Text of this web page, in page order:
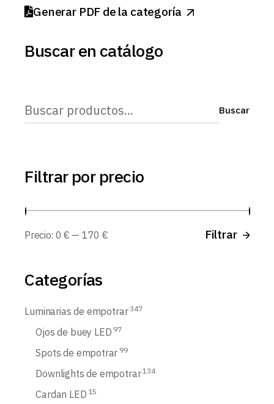
Generar PDF de la categoría
Buscar en catálogo
Buscar Buscar
Filtrar por precio
Filtrar
Precio: 0 € — 170 €
Categorías
Luminarias de empotrar 347
Ojos de buey LED 97
Spots de empotrar 99
Downlights de empotrar 134
Cardan LED 15